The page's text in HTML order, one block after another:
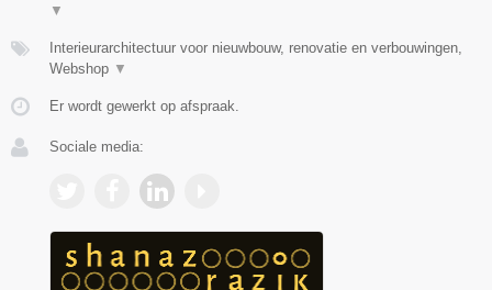
▼
Interieurarchitectuur voor nieuwbouw, renovatie en verbouwingen,
Webshop ▼
Er wordt gewerkt op afspraak.
Sociale media: